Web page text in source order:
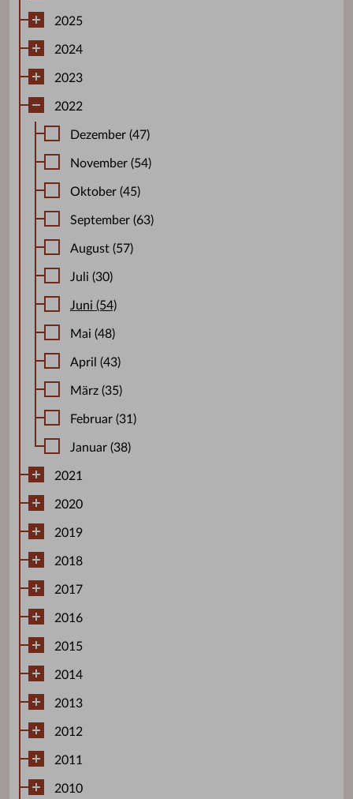
2025
2024
2023
2022
Dezember (47)
November (54)
Oktober (45)
September (63)
August (57)
Juli (30)
Juni (54)
Mai (48)
April (43)
März (35)
Februar (31)
Januar (38)
2021
2020
2019
2018
2017
2016
2015
2014
2013
2012
2011
2010